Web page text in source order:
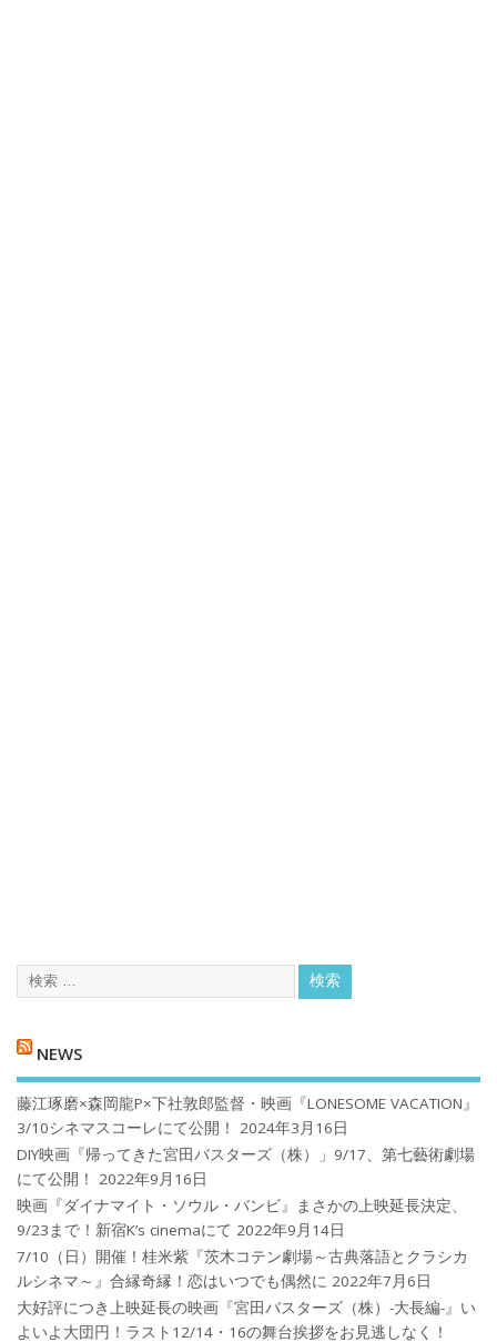
NEWS
藤江琢磨×森岡龍P×下社敦郎監督・映画『LONESOME VACATION』
3/10シネマスコーレにて公開！
2024年3月16日
DIY映画『帰ってきた宮田バスターズ（株）」9/17、第七藝術劇場
にて公開！
2022年9月16日
映画『ダイナマイト・ソウル・バンビ』まさかの上映延長決定、
9/23まで！新宿K’s cinemaにて 2022年9月14日
7/10（日）開催！桂米紫『茨木コテン劇場～古典落語とクラシカ
ルシネマ～』合縁奇縁！恋はいつでも偶然に 2022年7月6日
大好評につき上映延長の映画『宮田バスターズ（株）-大長編-』い
よいよ大団円！ラスト12/14・16の舞台挨拶をお見逃しなく！